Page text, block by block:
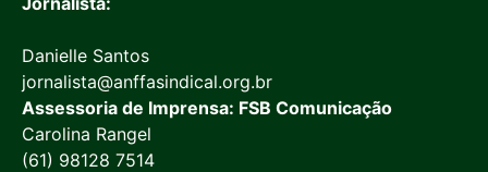
Danielle Santos
jornalista@anffasindical.org.br
Assessoria de Imprensa: FSB Comunicação
Carolina Rangel
(61) 98128 7514